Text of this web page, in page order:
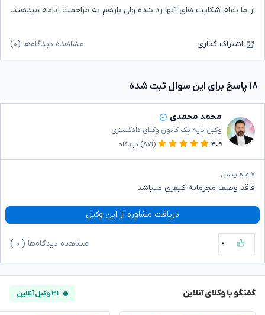
از ما تمام شکایت های آنها رد شده ولی بازهم به مزاحمت ادامه میدهند.
اشتراک گذاری مشاهده دیدگاه‌ها (۰)
۱۸ پاسخ برای این سوال ثبت شده
محمد محمدی
وکیل پایه یک کانون وکلای دادگستری
۴.۹
(۸۷۱) دیدگاه
۷ ماه پیش
فاقد وصف مجرمانه کیفری میباشد
دریافت مشاوره از این وکیل
۰ مشاهده دیدگاه‌ها ( ۰
گفتگو با وکلای آنلاین ۳۱ وکیل آنلاین